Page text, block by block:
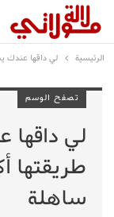
الرئيسية لي داقها عندك يسولك
تصفح الوسم
لي
ساهلة